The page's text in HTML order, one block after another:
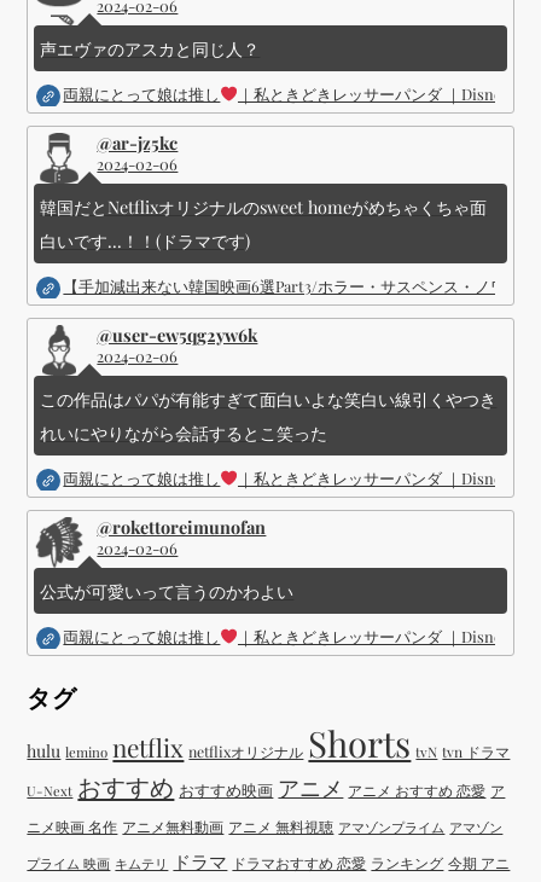
2024-02-06
声エヴァのアスカと同じ人？
両親にとって娘は推し ｜私ときどきレッサーパンダ ｜Disney (
@ar-jz5kc
2024-02-06
韓国だとNetflixオリジナルのsweet homeがめちゃくちゃ面
白いです...！！(ドラマです)
【手加減出来ない韓国映画6選Part3/ホラー・サスペンス・ノワー
@user-ew5qg2yw6k
2024-02-06
この作品はパパが有能すぎて面白いよな笑白い線引くやつき
れいにやりながら会話するとこ笑った
両親にとって娘は推し ｜私ときどきレッサーパンダ ｜Disney (
@rokettoreimunofan
2024-02-06
公式が可愛いって言うのかわよい
両親にとって娘は推し ｜私ときどきレッサーパンダ ｜Disney (
タグ
hulu lemino netflix netflixオリジナル Shorts tvN tvn ドラマ
U-Next おすすめ おすすめ映画 アニメ アニメ おすすめ 恋愛 ア
ニメ映画 名作 アニメ無料動画 アニメ 無料視聴 アマゾンプライム アマゾン
プライム 映画 キムテリ ドラマ ドラマおすすめ 恋愛 ランキング 今期 アニ